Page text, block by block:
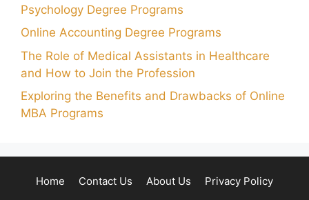
Psychology Degree Programs
Online Accounting Degree Programs
The Role of Medical Assistants in Healthcare
and How to Join the Profession
Exploring the Benefits and Drawbacks of Online
MBA Programs
Home Contact Us About Us Privacy Policy